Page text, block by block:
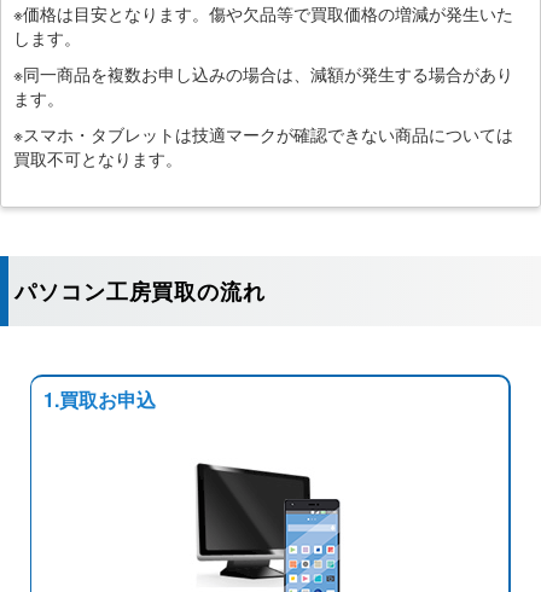
※価格は目安となります。傷や欠品等で買取価格の増減が発生いた
します。
※同一商品を複数お申し込みの場合は、減額が発生する場合があり
ます。
※スマホ・タブレットは技適マークが確認できない商品については
買取不可となります。
パソコン工房買取の流れ
1.買取お申込